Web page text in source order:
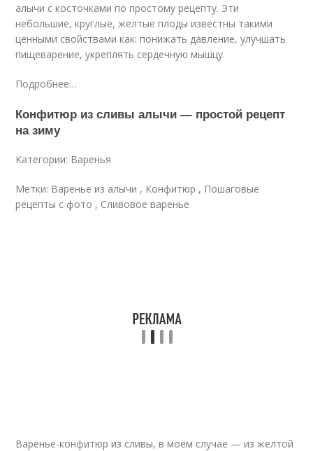
алычи с косточками по простому рецепту. Эти
небольшие, круглые, желтые плоды известны такими
ценными свойствами как: понижать давление, улучшать
пищеварение, укреплять сердечную мышцу.
Подробнее…
Конфитюр из сливы алычи — простой рецепт
на зиму
Категории: Варенья
Метки: Варенье из алычи , Конфитюр , Пошаговые
рецепты с фото , Сливовое варенье
Варенье-конфитюр из сливы, в моем случае — из желтой